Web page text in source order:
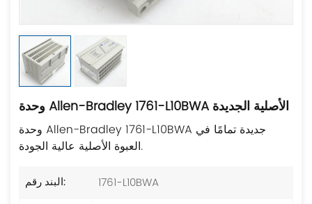
وحدة Allen-Bradley 1761-L10BWA الأصلية الجديدة
وحدة Allen-Bradley 1761-L10BWA جديدة تمامًا في
العبوة الأصلية عالية الجودة.
البند رقم:
1761-L10BWA